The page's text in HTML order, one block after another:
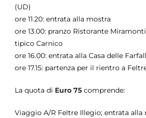
(UD)
ore 11.20: entrata alla mostra
ore 13.00: pranzo Ristorante
tipico Carnico
ore 16.00: entrata alla Casa delle
ore 17.15: partenza per il rientro a
La quota di Euro 75 comprende:
Viaggio A/R Feltre Illegio; entrata alla